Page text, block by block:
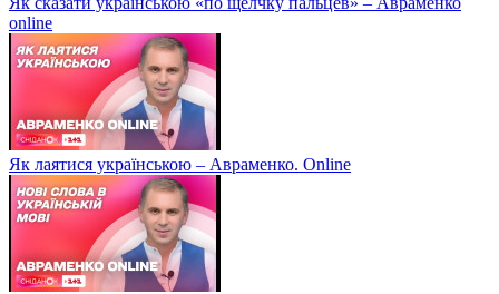
online
Як лаятися українською – Авраменко. Online